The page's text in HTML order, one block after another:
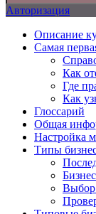
Авторизация
Описание
Самая
Как
Где
Как
Глоссарий
Общая
Настройка
Типы
Выбор